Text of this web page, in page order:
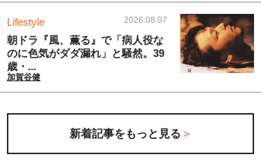
Lifestyle 2026.08.07
朝ドラ『風、薫る』で「病人役な
のに色気がダダ漏れ」と騒然。39
歳・...
加賀谷健
新着記事をもっと見る